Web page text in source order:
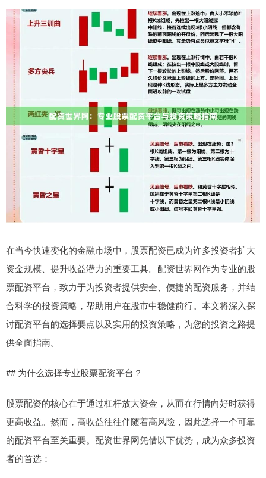
在当今快速变化的金融市场中，股票配资已成为许多投资者扩大
资金规模、提升收益潜力的重要工具。配资世界网作为专业的股
票配资平台，致力于为投资者提供安全、便捷的配资服务，并结
合科学的投资策略，帮助用户在股市中稳健前行。本文将深入探
讨配资平台的选择要点以及实用的投资策略，为您的投资之路提
供全面指南。
## 为什么选择专业股票配资平台？
股票配资的核心在于通过杠杆放大资金，从而在行情向好时获得
更高收益。然而，高收益往往伴随着高风险，因此选择一个可靠
的配资平台至关重要。配资世界网凭借以下优势，成为众多投资
者的首选：